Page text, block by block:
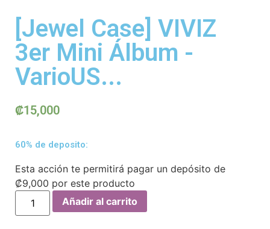
[Jewel Case] ​​VIVIZ
3er Mini Álbum -
VarioUS...
₡15,000
60% de deposito:
Esta acción te permitirá pagar un depósito de
₡9,000 por este producto
Añadir al carrito